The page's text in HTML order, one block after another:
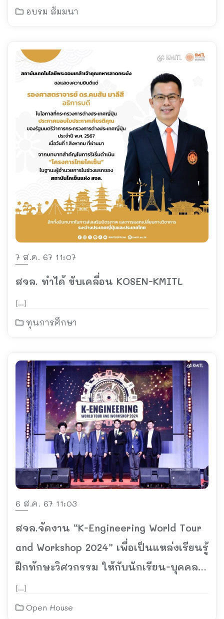
อบรม สัมมนา
7 ส.ค. 67 11:07
สจล. ทำได้ ขับเคลื่อน KOSEN-KMITL
[…]
ทุนการศึกษา
6 ส.ค. 67 11:03
สจล.จัดงาน “K-Engineering World Tour
and Workshop 2024” เพื่อเป็นแหล่งเรียนรู้
ฝึกทักษะวิศวกรรม ให้กับนักเรียน-บุคคล
ทั่วไป ที่สนใจ
[…]
Open House